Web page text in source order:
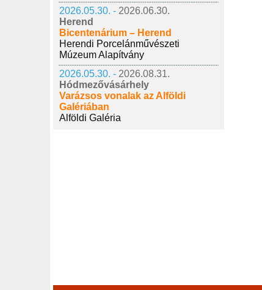
2026.05.30. - 2026.06.30.
Herend
Bicentenárium – Herend
Herendi Porcelánművészeti
Múzeum Alapítvány
2026.05.30. - 2026.08.31.
Hódmezővásárhely
Varázsos vonalak az Alföldi
Galériában
Alföldi Galéria